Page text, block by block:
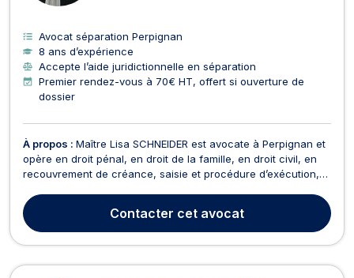
Avocat séparation Perpignan
8 ans d’expérience
Accepte l’aide juridictionnelle en séparation
Premier rendez-vous à 70€ HT, offert si ouverture de
dossier
À propos : Maître Lisa SCHNEIDER est avocate à Perpignan et
opère en droit pénal, en droit de la famille, en droit civil, en
recouvrement de créance, saisie et procédure d’exécution,
SCHNEIDER propose son accompagnement dans toutes les
démarches, divorce ou demande de pens...
Contacter cet avocat